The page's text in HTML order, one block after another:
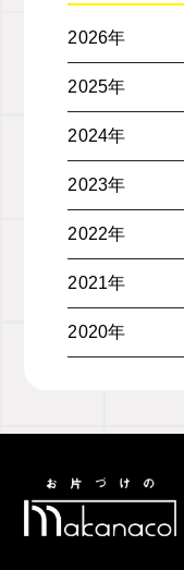
2026年
2025年
2024年
2023年
2022年
2021年
2020年